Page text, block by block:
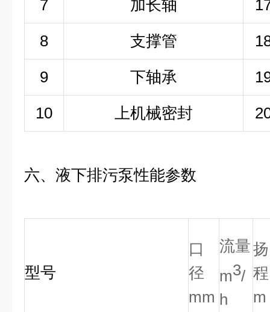
7 加长轴
8
支撑管
9
下轴承
10
上机械密封
六、 液下排污泵性能参数
型号
口
径
mm
流量
m3/
h
扬
程
m